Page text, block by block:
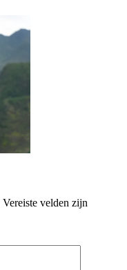
Vereiste velden zijn